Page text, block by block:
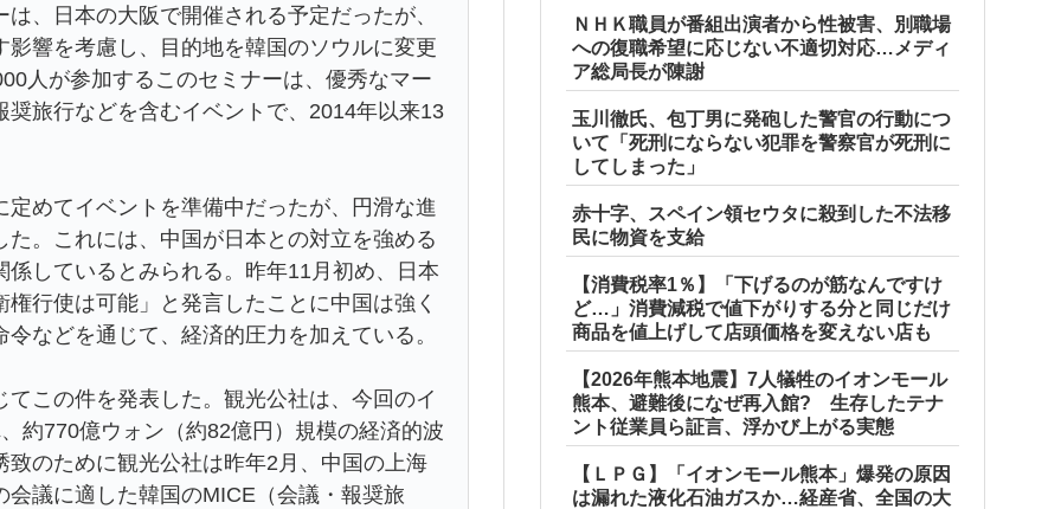
、日本の大阪で開催される予定だったが、
響を考慮し、目的地を韓国のソウルに変更
人が参加するこのセミナーは、優秀なマー
旅行などを含むイベントで、2014年以来13
めてイベントを準備中だったが、円滑な進
。これには、中国が日本との対立を強める
しているとみられる。昨年11月初め、日本
行使は可能」と発言したことに中国は強く
などを通じて、経済的圧力を加えている。
この件を発表した。観光公社は、今回のイ
約770億ウォン（約82億円）規模の経済的波
のために観光公社は昨年2月、中国の上海
議に適した韓国のMICE（会議・報奨旅
ＮＨＫ職員が番組出演者から性被害、別職場
への復職希望に応じない不適切対応…メディ
ア総局長が陳謝
玉川徹氏、包丁男に発砲した警官の行動につ
いて「死刑にならない犯罪を警察官が死刑に
してしまった」
赤十字、スペイン領セウタに殺到した不法移
民に物資を支給
【消費税率1％】「下げるのが筋なんですけ
ど…」消費減税で値下がりする分と同じだけ
商品を値上げして店頭価格を変えない店も
【2026年熊本地震】7人犠牲のイオンモール
熊本、避難後になぜ再入館? 生存したテナ
ント従業員ら証言、浮かび上がる実態
【ＬＰＧ】「イオンモール熊本」爆発の原因
は漏れた液化石油ガスか…経産省、全国の大